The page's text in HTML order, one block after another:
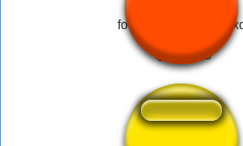
fortnite songs funny